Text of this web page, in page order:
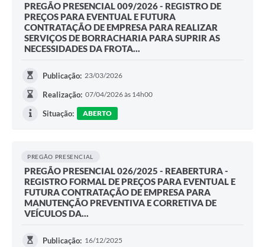
PREGÃO PRESENCIAL 009/2026 - REGISTRO DE
PREÇOS PARA EVENTUAL E FUTURA
CONTRATAÇÃO DE EMPRESA PARA REALIZAR
SERVIÇOS DE BORRACHARIA PARA SUPRIR AS
NECESSIDADES DA FROTA...
Publicação: 23/03/2026
Realização: 07/04/2026 às 14h00
Situação: ABERTO
PREGÃO PRESENCIAL
PREGÃO PRESENCIAL 026/2025 - REABERTURA -
REGISTRO FORMAL DE PREÇOS PARA EVENTUAL E
FUTURA CONTRATAÇÃO DE EMPRESA PARA
MANUTENÇÃO PREVENTIVA E CORRETIVA DE
VEÍCULOS DA...
Publicação: 16/12/2025